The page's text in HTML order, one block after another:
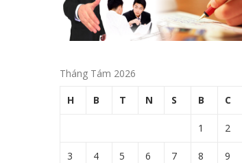
Tháng Tám 2026
H B T N S B C
1 2
3 4 5 6 7 8 9